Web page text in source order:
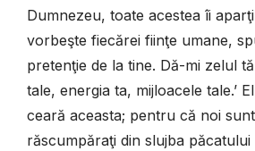
Dumnezeu, toate acestea îi
vorbeşte fiecărei fiinţe umane,
pretenţie de la tine. Dă-mi zelul
tale, energia ta, mijloacele tale.’
ceară aceasta; pentru că noi
răscumpăraţi din slujba